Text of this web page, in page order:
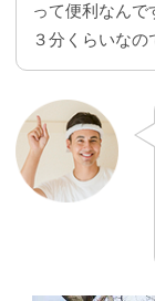
って便利なんで
３分くらいなの